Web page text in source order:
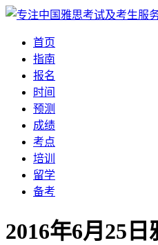
首页
指南
报名
时间
预测
成绩
考点
培训
留学
备考
2016年6月25